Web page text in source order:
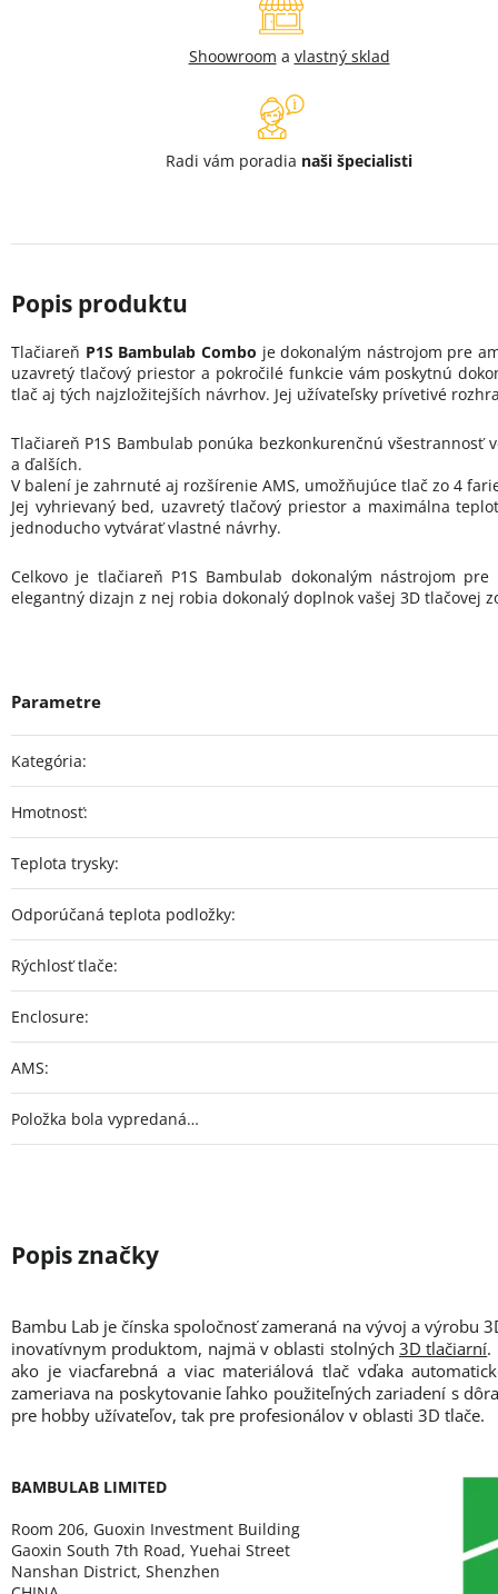
Shoowroom a vlastný sklad
Radi vám poradia naši špecialisti
Tlačiareň P1S Bambulab Combo je dokonalým nástrojom pre
uzavretý tlačový priestor a pokročilé funkcie vám poskytnú
tlač aj tých najzložitejších návrhov. Jej užívateľsky prívetivé
Tlačiareň P1S Bambulab ponúka bezkonkurenčnú všestrannosť
a ďalších.
V balení je zahrnuté aj rozšírenie AMS, umožňujúce tlač zo 4
Jej vyhrievaný bed, uzavretý tlačový priestor a maximálna
jednoducho vytvárať vlastné návrhy.
Celkovo je tlačiareň P1S Bambulab dokonalým nástrojom
elegantný dizajn z nej robia dokonalý doplnok vašej 3D tlačovej
Kategória:
Hmotnosť:
Teplota trysky:
Odporúčaná teplota podložky:
Rýchlosť tlače:
Enclosure:
AMS:
Položka bola vypredaná…
Bambu Lab je čínska spoločnosť zameraná na vývoj a výrobu
inovatívnym produktom, najmä v oblasti stolných 3D tlačiarní.
ako je viacfarebná a viac materiálová tlač vďaka
zameriava na poskytovanie ľahko použiteľných zariadení s
pre hobby užívateľov, tak pre profesionálov v oblasti 3D tlače.
BAMBULAB LIMITED
Room 206, Guoxin Investment Building
Gaoxin South 7th Road, Yuehai Street
Nanshan District, Shenzhen